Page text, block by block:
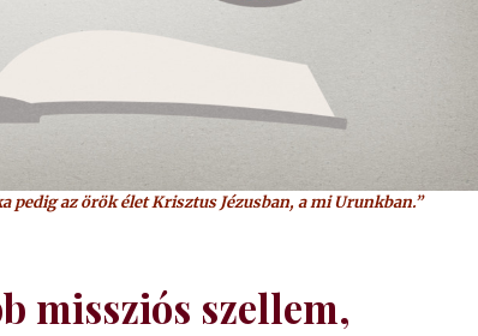
pedig az örök élet Krisztus Jézusban, a mi Urunkban.”
missziós szellem,